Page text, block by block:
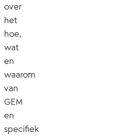
over
het
hoe,
wat
en
waarom
van
GEM
en
specifiek